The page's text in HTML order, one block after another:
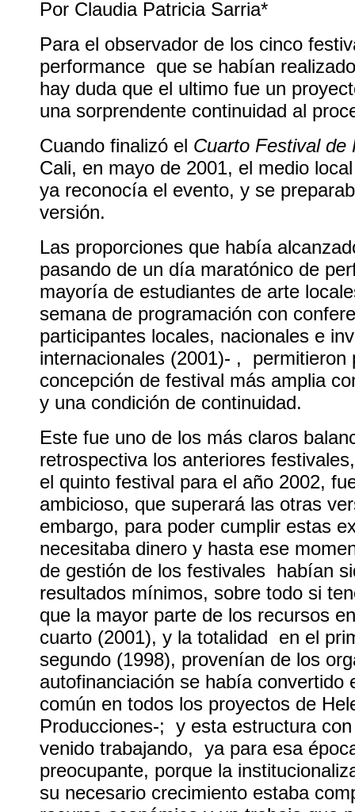
Por Claudia Patricia Sarria*
Para el observador de los cinco
performance que se habían
hay duda que el ultimo fue un
una sorprendente continuidad al
Cuando finalizó el Cuarto Festival de
Cali, en mayo de 2001, el medio
ya reconocía el evento, y se
versión.
Las proporciones que había
pasando de un día maratónico de
mayoría de estudiantes de arte
semana de programación con
participantes locales, nacionales e
internacionales (2001)- , permitieron
concepción de festival más amplia
y una condición de continuidad.
Este fue uno de los más claros
retrospectiva los anteriores
el quinto festival para el año 2002,
ambicioso, que superará las otras
embargo, para poder cumplir estas
necesitaba dinero y hasta ese
de gestión de los festivales habían
resultados mínimos, sobre todo si
que la mayor parte de los recursos
cuarto (2001), y la totalidad en el
segundo (1998), provenían de los
autofinanciación se había convertido
común en todos los proyectos de
Producciones-; y esta estructura
venido trabajando, ya para esa
preocupante, porque la
su necesario crecimiento estaba